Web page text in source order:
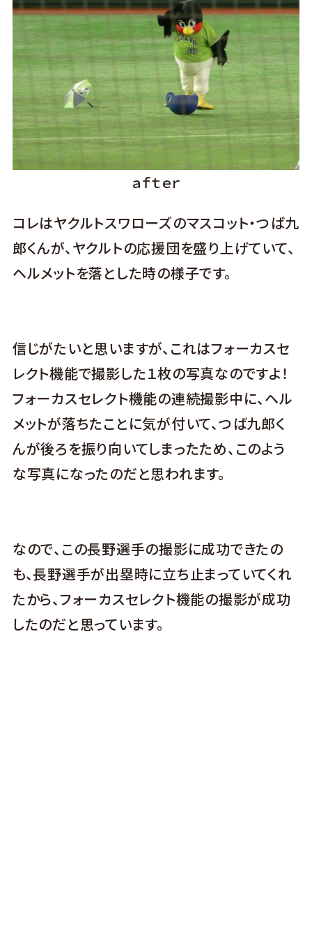
ａｆｔｅｒ
コレはヤクルトスワローズのマスコット・つば九
郎くんが、ヤクルトの応援団を盛り上げていて、
ヘルメットを落とした時の様子です。
信じがたいと思いますが、これはフォーカスセ
レクト機能で撮影した１枚の写真なのですよ！
フォーカスセレクト機能の連続撮影中に、ヘル
メットが落ちたことに気が付いて、つば九郎く
んが後ろを振り向いてしまったため、このよう
な写真になったのだと思われます。
なので、この長野選手の撮影に成功できたの
も、長野選手が出塁時に立ち止まっていてくれ
たから、フォーカスセレクト機能の撮影が成功
したのだと思っています。